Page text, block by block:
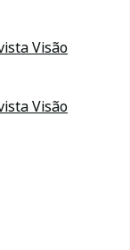
Visão
Visão